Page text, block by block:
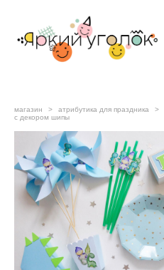
магазин > атрибутика для праздника >
с декором шипы